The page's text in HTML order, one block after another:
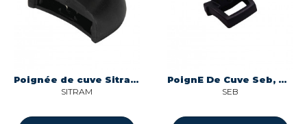
Poignée de cuve Sitram Sitraforza 5429786
SITRAM
PoignE De Cuve Seb, Moulinex, Krups, Tefal, Rowenta
SEB